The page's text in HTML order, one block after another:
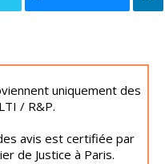
uniquement des
/ R&P.
avis est certifiée par
de Justice à Paris.